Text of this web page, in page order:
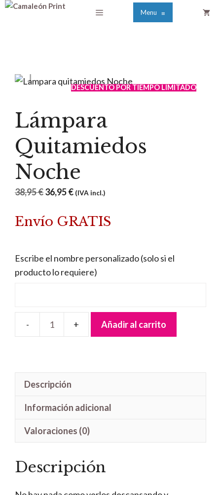
Saltar
Menú Menu ≡
DESCUENTO POR TIEMPO LIMITADO
Lámpara
Quitamiedos
Noche
38,95€El
original
36,95€El
actual
(IVA incl.)
Envío GRATIS
Escribe el nombre personalizado (solo si el
producto lo requiere)
Lámpara
cantidad
Añadir al carrito
Descripción
Información adicional
Valoraciones (0)
Descripción